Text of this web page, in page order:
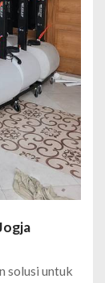
solusi untuk